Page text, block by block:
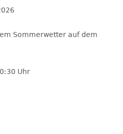
Sommerwetter auf dem
Uhr